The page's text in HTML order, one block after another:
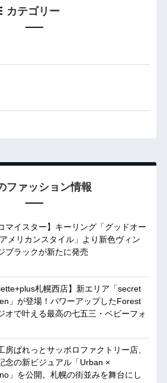
カテゴリー
ファッション情報
マイスター】キーリング「グッドオー
メリカンスタイル」より新色ヴィン
ブラックが新たに発売
札幌西店】新エリア「secret
」が登場！パワーアップしたForest
オで叶える最高の七五三・ベビーフォ
房ぱれっとサッポロファクトリー店、
念の新ビジュアル「Urban ×
」を公開。札幌の街並みを舞台にし